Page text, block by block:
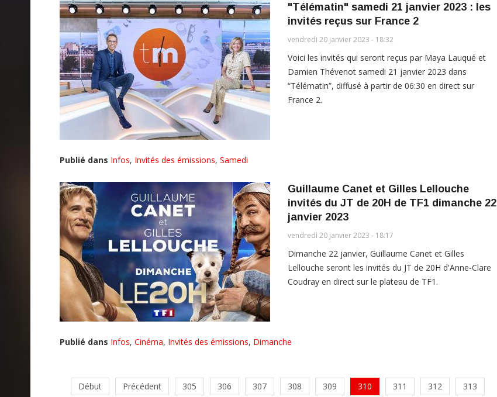
"Télématin" samedi 21 janvier 2023 : les
invités reçus sur France 2
vendredi 20 janvier 2023 - 18:32
Voici les invités qui seront reçus par Maya Lauqué et
Damien Thévenot samedi 21 janvier 2023 dans
“Télématin”, diffusé à partir de 06:30 en direct sur
France 2.
Publié dans Infos, Invités des émissions, Samedi
Guillaume Canet et Gilles Lellouche
invités du JT de 20H de TF1 dimanche 22
janvier 2023
vendredi 20 janvier 2023 - 18:17
Dimanche 22 janvier, Guillaume Canet et Gilles
Lellouche seront les invités du JT de 20H d'Anne-Clare
Coudray en direct sur le plateau de TF1.
Publié dans Infos, Cinéma, Invités des émissions, Dimanche
Début Précédent 305 306 307 308 309 310 311 312 313